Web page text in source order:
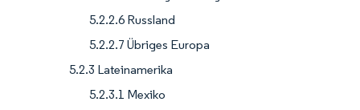
5.2.2.6 Russland
5.2.2.7 Übriges Europa
5.2.3 Lateinamerika
5.2.3.1 Mexiko